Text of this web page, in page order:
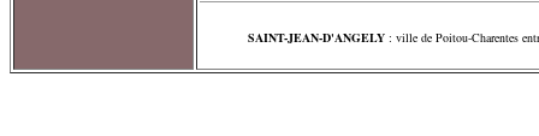
SAINT-JEAN-D'ANGELY : ville de Poitou-Charentes